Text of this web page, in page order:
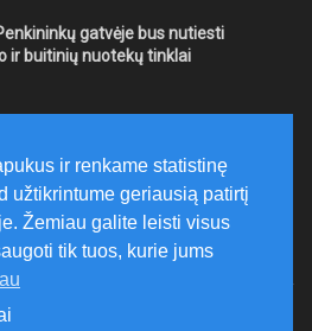
gatvėje bus nutiesti
ir buitinių nuotekų tinklai
karines pratybas
ir renkame statistinę
užtikrintume geriausią patirtį
Žemiau galite leisti visus
tik tuos, kurie jums